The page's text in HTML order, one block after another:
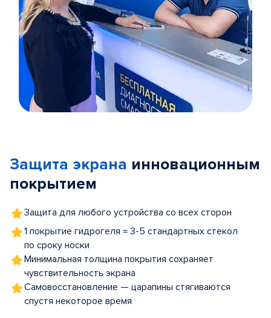
5
Защита экрана инновационным
покрытием
Защита для любого устройства со всех сторон
1 покрытие гидрогеля = 3-5 стандартных стекол
по сроку носки
Минимальная толщина покрытия сохраняет
чувствительность экрана
Самовосстановление — царапины стягиваются
спустя некоторое время